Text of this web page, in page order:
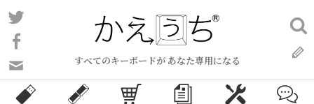
コ
ン
ン
ツ
すべてのキーボードが あなた専用になる
い
合
検
索: